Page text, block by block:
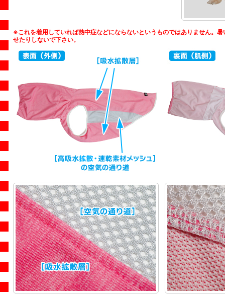
※これを着用していれば熱中症などにならないというものではありません。
せたりしないで下さい。